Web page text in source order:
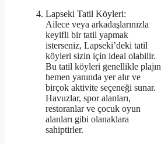
Lapseki Tatil Köyleri:
Ailece veya arkadaşlarınızla
keyifli bir tatil yapmak
isterseniz, Lapseki’deki tatil
köyleri sizin için ideal olabilir.
Bu tatil köyleri genellikle plajın
hemen yanında yer alır ve
birçok aktivite seçeneği sunar.
Havuzlar, spor alanları,
restoranlar ve çocuk oyun
alanları gibi olanaklara
sahiptirler.